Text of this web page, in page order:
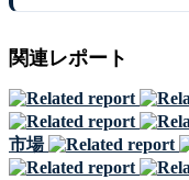
関連レポート
市場